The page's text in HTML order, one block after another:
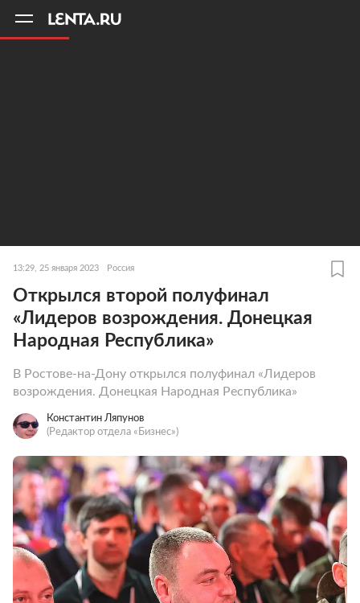
13:29, 25 января 2023 Россия
Открылся второй полуфинал
«Лидеров возрождения. Донецкая
Народная Республика»
В Ростове-на-Дону открылся полуфинал «Лидеров
возрождения. Донецкая Народная Республика»
Константин Ляпунов
(Редактор отдела «Бизнес»)